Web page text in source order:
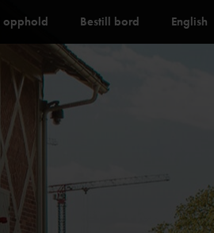
opphold Bestill bord English